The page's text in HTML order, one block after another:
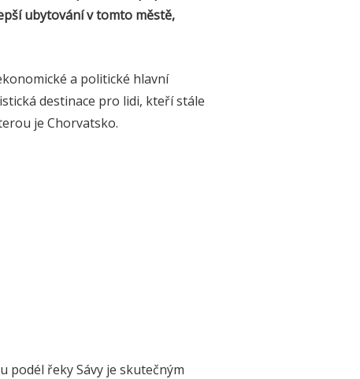
ubytování v tomto městě,
a politické hlavní
destinace pro lidi, kteří stále
je Chorvatsko.
řeky Sávy je skutečným